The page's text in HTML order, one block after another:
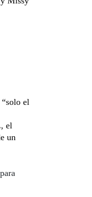
“solo el
, el
un